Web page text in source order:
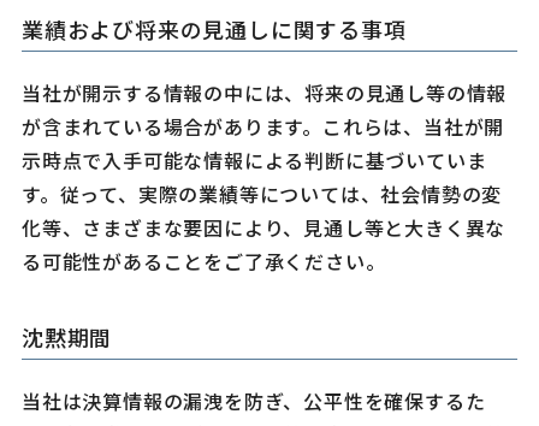
業績および将来の見通しに関する事項
当社が開示する情報の中には、将来の見通し等の情報
が含まれている場合があります。これらは、当社が開
示時点で入手可能な情報による判断に基づいていま
す。従って、実際の業績等については、社会情勢の変
化等、さまざまな要因により、見通し等と大きく異な
る可能性があることをご了承ください。
沈黙期間
当社は決算情報の漏洩を防ぎ、公平性を確保するた